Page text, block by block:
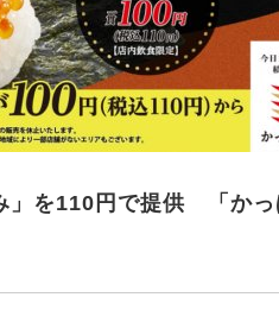
」を110円で提供 「かっ